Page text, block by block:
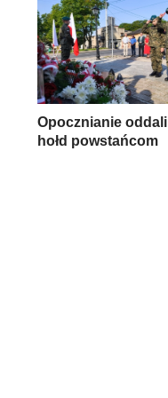
Opocznianie oddali
hołd powstańcom